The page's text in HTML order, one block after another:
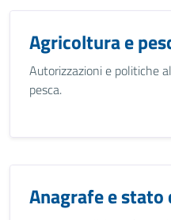
Agricoltura e
Autorizzazioni e politiche
pesca.
Anagrafe e stato